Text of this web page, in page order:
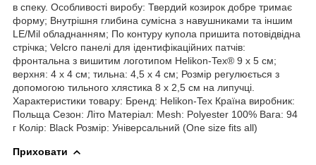
в спеку. Особливості виробу: Твердий козирок добре тримає
форму; Внутрішня глибина сумісна з навушниками та іншим
LE/Mil обладнанням; По контуру купола пришита потовідвідна
стрічка; Velcro панелі для ідентифікаційних патчів:
фронтальна з вишитим логотипом Helikon-Tex® 9 х 5 см;
верхня: 4 x 4 см; тильна: 4,5 х 4 см; Розмір регулюється з
допомогою тильного хлястика 8 х 2,5 см на липучці.
Характеристики товару: Бренд: Helikon-Tex Країна виробник:
Польща Сезон: Літо Матеріал: Mesh: Polyester 100% Вага: 94
г Колір: Black Розмір: Універсальний (One size fits all)
Приховати